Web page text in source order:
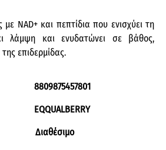
NAD+ και πεπτίδια που ενισχύει τη
λάμψη και ενυδατώνει σε βάθος,
επιδερμίδας.
8809875457801
EQQUALBERRY
Διαθέσιμο